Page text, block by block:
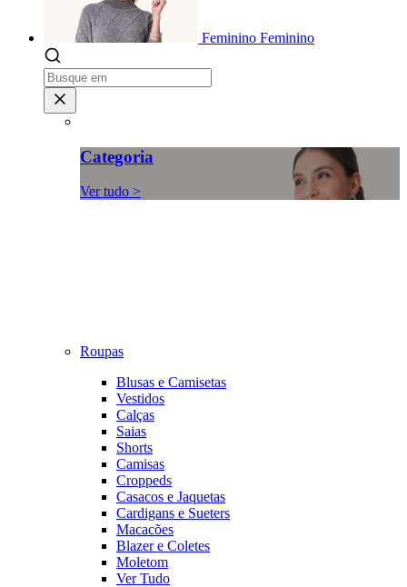
Feminino Feminino
Categoria
Ver tudo >
Roupas
Blusas e Camisetas
Vestidos
Calças
Saias
Shorts
Camisas
Croppeds
Casacos e Jaquetas
Cardigans e Sueters
Macacões
Blazer e Coletes
Moletom
Ver Tudo